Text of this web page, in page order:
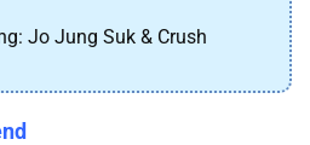
Jo Jung Suk & Crush